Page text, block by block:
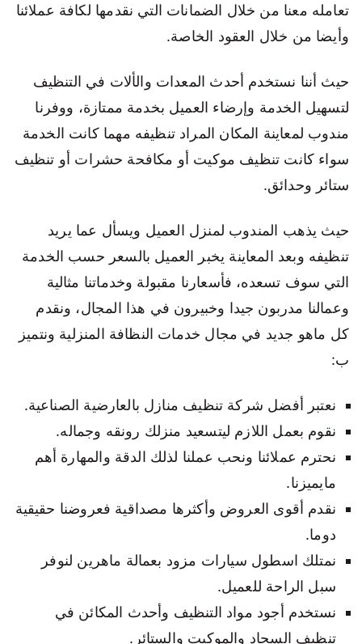
تعامله معنا من خلال الضمانات التي نقدمها لكافة عملائنا
وأيضا من خلال العقود الخاصة.
حيث أننا نستخدم أحدث المعدات والألات في التنظيف
لتسهيل الخدمة وإرضاء العميل بخدمة ممتازة، ووفرنا
مندوب لمعاينة المكان المراد تنظيفه مهما كانت الخدمة
سواء كانت تنظيف موكيت أو مكافحة حشرات أو تنظيف
ستائر وحدائق.
حيث يذهب المندوب لمنزل العميل ويسأل عما يريد
تنظيفه وبعد المعاينة يخبر العميل بالسعر حسب الخدمة
التي سوف تسعده، فأسعارنا مقبولة وخدماتنا مثالية
وعمالنا مدربون جيدا وخبيرون في هذا المجال، ونقدم
كل ماهو جديد في مجال خدمات النظافة المنزلية ونتميز
ب:
نعتبر أفضل شركة تنظيف منازل بالعارضية الصناعية.
نقوم بعمل اللازم ليتسعيد منزلك رونقه وجماله.
نحترم عملائنا ونحب عملنا لذلك الدقة والمهارة أهم
مايميزنا.
نقدم أقوى العروض وأكثرها مصداقية فعروضنا حقيقية
دوما.
نمتلك اسطول سيارات مزود بعمالة ماهرين لنوفر
سبل الراحة للعميل.
نستخدم أجود مواد التنظيف وأحدث المكائن في
تنظيف السجاد والموكيت والستائر.